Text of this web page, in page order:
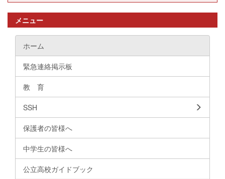
メニュー
ホーム
緊急連絡掲示板
教 育
SSH
保護者の皆様へ
中学生の皆様へ
公立高校ガイドブック